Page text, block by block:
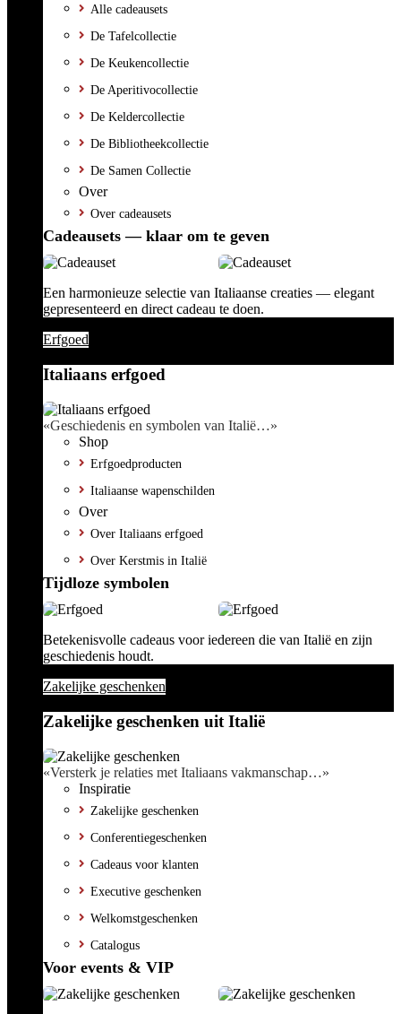
Alle cadeausets
De Tafelcollectie
De Keukencollectie
De Aperitivocollectie
De Keldercollectie
De Bibliotheekcollectie
De Samen Collectie
Over
Over cadeausets
Cadeausets — klaar om te geven
Een harmonieuze selectie van Italiaanse creaties — elegant
gepresenteerd en direct cadeau te doen.
Erfgoed
Italiaans erfgoed
«Geschiedenis en symbolen van Italië…»
Shop
Erfgoedproducten
Italiaanse wapenschilden
Over
Over Italiaans erfgoed
Over Kerstmis in Italië
Tijdloze symbolen
Betekenisvolle cadeaus voor iedereen die van Italië en zijn
geschiedenis houdt.
Zakelijke geschenken
Zakelijke geschenken uit Italië
«Versterk je relaties met Italiaans vakmanschap…»
Inspiratie
Zakelijke geschenken
Conferentiegeschenken
Cadeaus voor klanten
Executive geschenken
Welkomstgeschenken
Catalogus
Voor events & VIP